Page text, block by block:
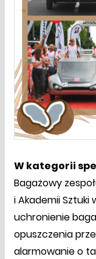
W kategorii
Bagażowy
i Akademii Sztuki
uchronienie
opuszczenia
alarmowanie o